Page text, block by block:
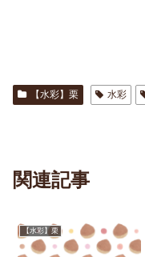
【水彩】栗 水彩
関連記事
【水彩】栗